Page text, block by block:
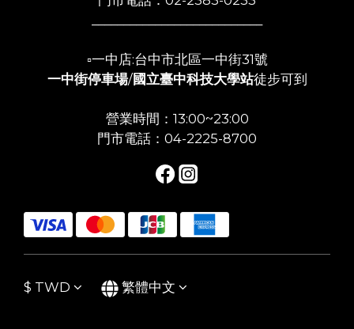
▫️一中店:台中市北區一中街31號
一中街停車場/國立臺中科技大學站徒步可到
營業時間：13:00~23:00
門市電話：04-2225-8700
$ TWD 繁體中文